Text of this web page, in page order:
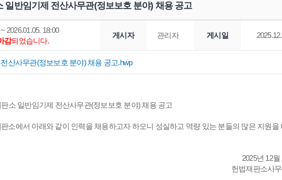
일반임기제 전산사무관(정보보호 분야) 채용 공고
2026.01.05. 18:00
감되었습니다.
게시자 관리자 게시일
산사무관(정보보호 분야) 채용 공고.hwp
소 일반임기제 전산사무관(정보보호 분야) 채용 공고
소에서 아래와 같이 인력을 채용하고자 하오니 성실하고 역량 있는 분들의 많은 지원을
2025년 12월
헌법재판소사